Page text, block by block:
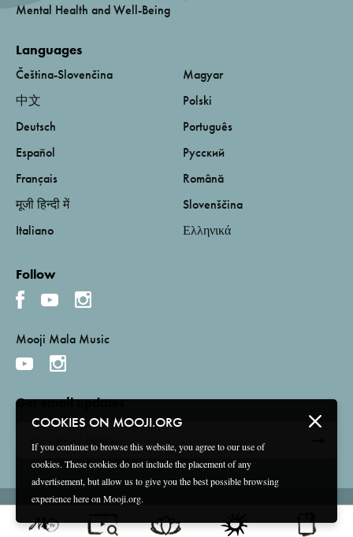
COOKIES ON MOOJI.ORG
If you continue to browse this website, you agree to our use of
cookies. These cookies do not include the placement of any
advertisement, but allow us to give you the best possible browsing
experience here on Mooji.org.
Mental Health and Well-Being
Languages
Čeština-Slovenčina
中文
Deutsch
Español
Français
मूजी हिन्दी में
Italiano
Magyar
Polski
Português
Русский
Română
Slovenščina
Ελληνικά
Follow
Mooji Mala Music
Get email updates
Terms and Conditions